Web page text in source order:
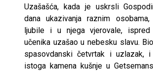
Uzašašća, kada je uskrsli
dana ukazivanja raznim
ljubile i u njega vjerovale,
učenika uzašao u nebesku slavu.
spasovdanski četvrtak i uzlazak,
istoga kamena kušnje u